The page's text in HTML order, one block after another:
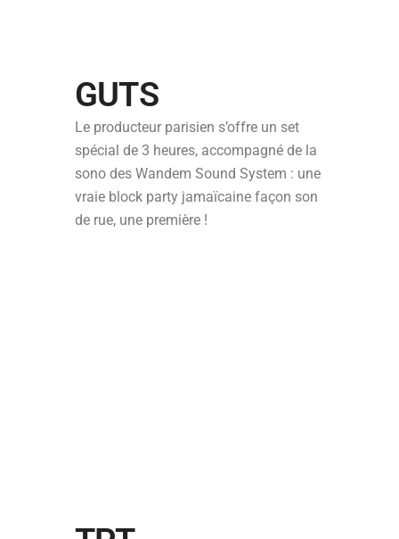
GUTS
Le producteur parisien s’offre un set
spécial de 3 heures, accompagné de la
sono des Wandem Sound System : une
vraie block party jamaïcaine façon son
de rue, une première !